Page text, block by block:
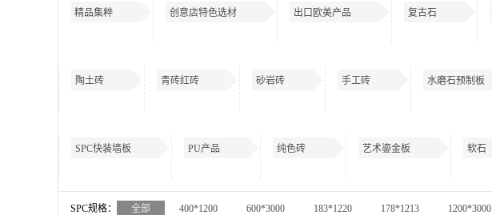
精品集粹 创意店特色选材 出口欧美产品 复古石
陶土砖 青砖红砖 砂岩砖 手工砖 水磨石预制板
SPC快装墙板 PU产品 纯色砖 艺术鎏金板 软石
SPC规格： 全部 400*1200 600*3000 183*1220 178*1213 1200*3000